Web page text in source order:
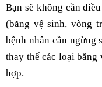
Bạn sẽ không cần
(băng vệ sinh, vòng
bệnh nhân cần ngừng
thay thế các loại băng
hợp.